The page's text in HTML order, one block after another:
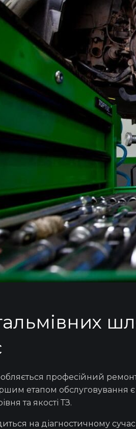
професійний
етапом обслуговування
та якості ТЗ.
на діагностичному